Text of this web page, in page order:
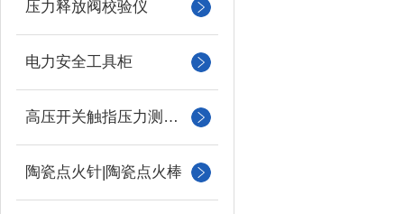
压力释放阀校验仪
电力安全工具柜
高压开关触指压力测试仪
陶瓷点火针|陶瓷点火棒